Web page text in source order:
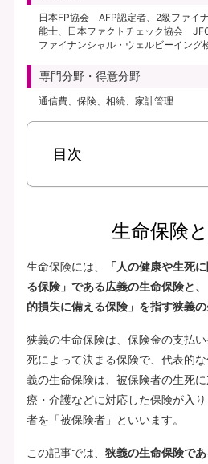
日本FP協会 AFP認定者、2級ファイ
能士、日本ファクトチェック協会
ファイナンシャル・ウェルビーイン
専門分野・得意分野
通信費、保険、相続、家計管理
目次
生命保険
生命保険には、
「人の健康や生死
る保険」である広義の生命保険と
的損失に備える保険」を指す狭義
狭義の生命保険は、保険金の支払
死によって決まる保険で、代表的
義の生命保険は、被保険者の生死
療・介護などに対応した保険が入
者を「被保険者」といいます。
この記事では、 狭義の生命保険で